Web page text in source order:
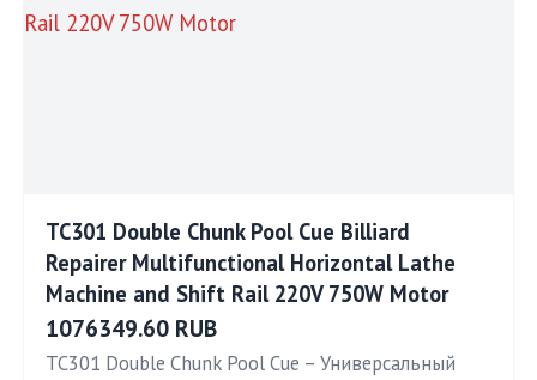
TC301 Double Chunk Pool Cue Billiard
Repairer Multifunctional Horizontal Lathe
Machine and Shift Rail 220V 750W Motor
1076349.60 RUB
TC301 Double Chunk Pool Cue – Универсальный